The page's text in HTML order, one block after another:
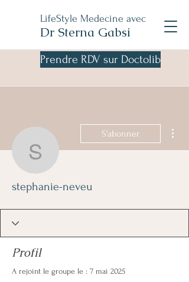
LifeStyle Medecine avec
Dr Sterna Gabsi
Prendre RDV sur Doctolib
stephanie-neveu
S'abonner
stephanie-neveu
Profil
A rejoint le groupe le : 7 mai 2025